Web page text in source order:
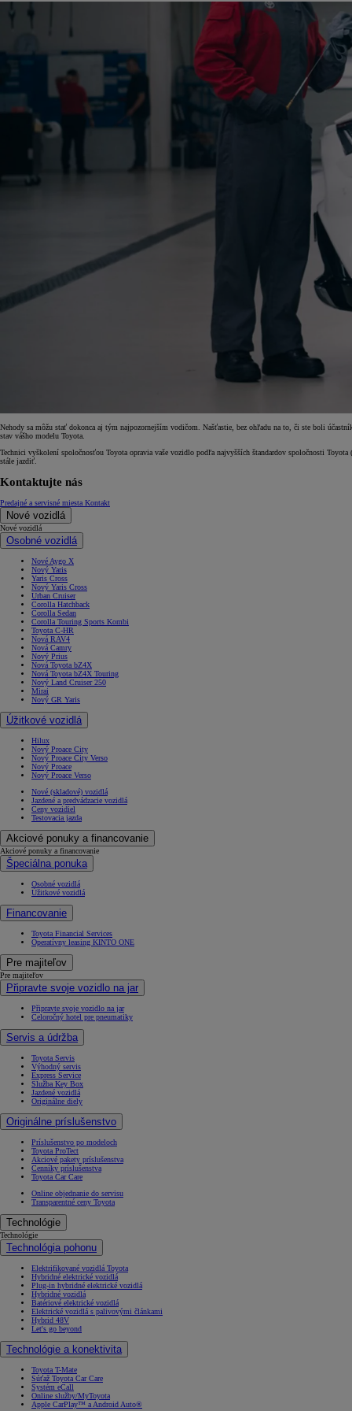
Od22 390 €s DPH
vr. zvýhodnenia1 300 €
a bonusu za výkup
Corolla Sedan
AJ HYBRID
Nehody sa môžu stať dokonca aj tým najpozornejším vodičom. Našťastie, bez ohľadu na to, či ste boli
stav vášho modelu Toyota.
Technici vyškolení spoločnosťou Toyota opravia vaše vozidlo podľa najvyšších štandardov spoločnosti
stále jazdiť.
Kontaktujte nás
Predajné a servisné miesta Kontakt
Nové vozidlá
Nové vozidlá
Osobné vozidlá
Nové Aygo X
Nový Yaris
Yaris Cross
Nový Yaris Cross
Urban Cruiser
Corolla Hatchback
Corolla Sedan
Corolla Touring Sports Kombi
Toyota C-HR
Nová RAV4
Nová Camry
Nový Prius
Nová Toyota bZ4X
Nová Toyota bZ4X Touring
Nový Land Cruiser 250
Mirai
Nový GR Yaris
Úžitkové vozidlá
Hilux
Nový Proace City
Nový Proace City Verso
Nový Proace
Nový Proace Verso
Nové (skladové) vozidlá
Jazdené a predvádzacie vozidlá
Ceny vozidiel
Testovacia jazda
Akciové ponuky a financovanie
Akciové ponuky a financovanie
Špeciálna ponuka
Osobné vozidlá
Úžitkové vozidlá
Financovanie
Toyota Financial Services
Operatívny leasing KINTO ONE
Pre majiteľov
Pre majiteľov
Připravte svoje vozidlo na jar
Připravte svoje vozidlo na jar
Celoročný hotel pre pneumatiky
Servis a údržba
Toyota Servis
Výhodný servis
Express Service
Služba Key Box
Jazdené vozidlá
Originálne diely
Originálne príslušenstvo
Príslušenstvo po modeloch
Toyota ProTect
Akciové pakety príslušenstva
Cenníky príslušenstva
Toyota Car Care
Online objednanie do servisu
Transparentné ceny Toyota
Technológie
Technológie
Technológia pohonu
Elektrifikované vozidlá Toyota
Hybridné elektrické vozidlá
Plug-in hybridné elektrické vozidlá
Hybridné vozidlá
Batériové elektrické vozidlá
Elektrické vozidlá s palivovými článkami
Hybrid 48V
Let's go beyond
Technológie a konektivita
Toyota T-Mate
Súťaž Toyota Car Care
Systém eCall
Online služby/MyToyota
Apple CarPlay™ a Android Auto®